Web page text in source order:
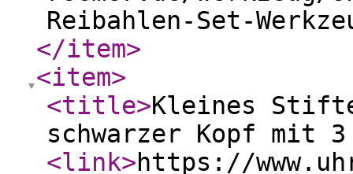
Reibahlen-Set-
</item>
<item>
<title>Kleines
schwarzer Kopf mit
<link>https://